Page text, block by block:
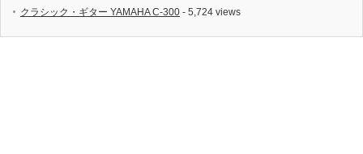
クラシック・ギター YAMAHA C-300 - 5,724 views